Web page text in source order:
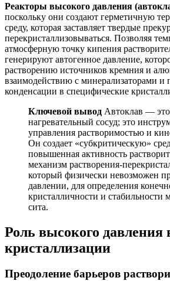
Реакторы высокого давления
поскольку они создают герметичную
среду, которая заставляет твердые
перекристаллизовываться. Позволяя
атмосферную точку кипения
генерируют автогенное давление,
растворению источников кремния и
взаимодействию с минерализаторами и
конденсации в специфические
Ключевой вывод Автоклав —
нагревательный сосуд; это
управления растворимостью и
Он создает «субкритическую»
повышенная активность
механизм растворения-
который физически невозможен
давлении, для определения
кристалличности и стабильности
сита.
Роль высокого давления
кристаллизации
Преодоление барьеров